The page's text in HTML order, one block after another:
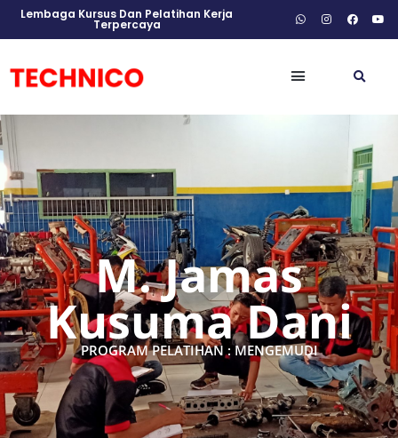
Lembaga Kursus Dan Pelatihan Kerja
Terpercaya
M. Jamas
Kusuma Dani
PROGRAM PELATIHAN : MENGEMUDI